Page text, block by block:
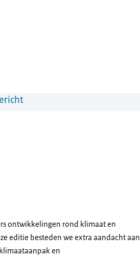
ontwikkelingen rond klimaat en
editie besteden we extra aandacht aan
en